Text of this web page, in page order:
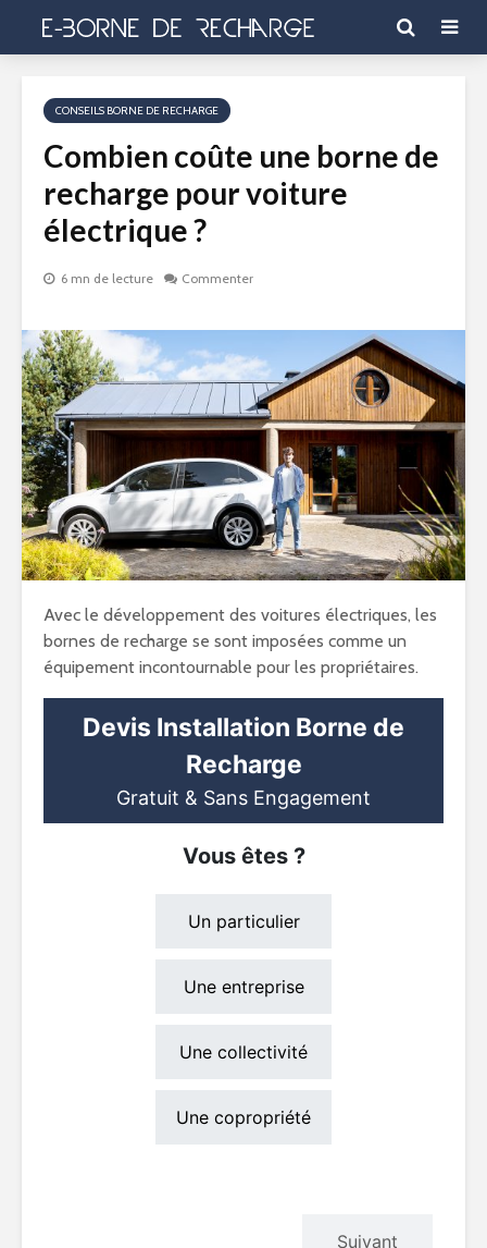
CONSEILS BORNE DE RECHARGE
Combien coûte une borne de
recharge pour voiture
électrique ?
6 mn de lecture Commenter
Avec le développement des voitures électriques, les
bornes de recharge se sont imposées comme un
équipement incontournable pour les propriétaires.